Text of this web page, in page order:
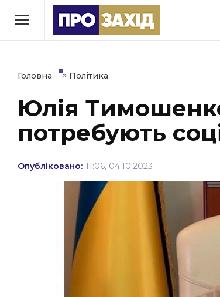
РУБРИКИ
Економіка
Політика Соціум
Втрачений Ужгород
(відеоверсія)
ЗАКАРПАТСЬКІ НОВИНИ
НОВИНИ ЗАХІДНОЇ
Головна » Політика
Юлія
потребують
Опубліковано: 11:06, 04.10.2023